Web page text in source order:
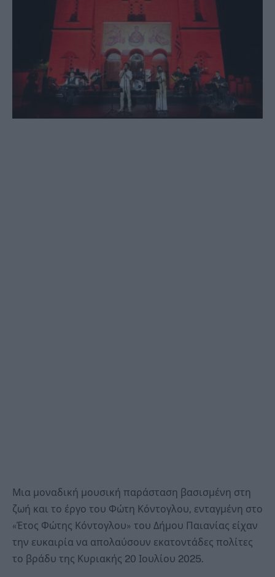
Μια μοναδική μουσική παράσταση βασισμένη στη
ζωή και το έργο του Φώτη Κόντογλου, ενταγμένη στο
«Έτος Φώτης Κόντογλου» του Δήμου Παιανίας είχαν
την ευκαιρία να απολαύσουν εκατοντάδες πολίτες
το βράδυ της Κυριακής 20 Ιουλίου 2025.